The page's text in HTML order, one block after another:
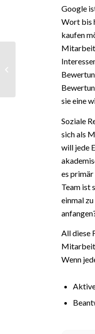
Google
Wort bis
kaufen
sie eine
Soziale
sich als
will jede
es
Team ist
einmal
All diese
Wenn
Mikroblogging –
und Definition